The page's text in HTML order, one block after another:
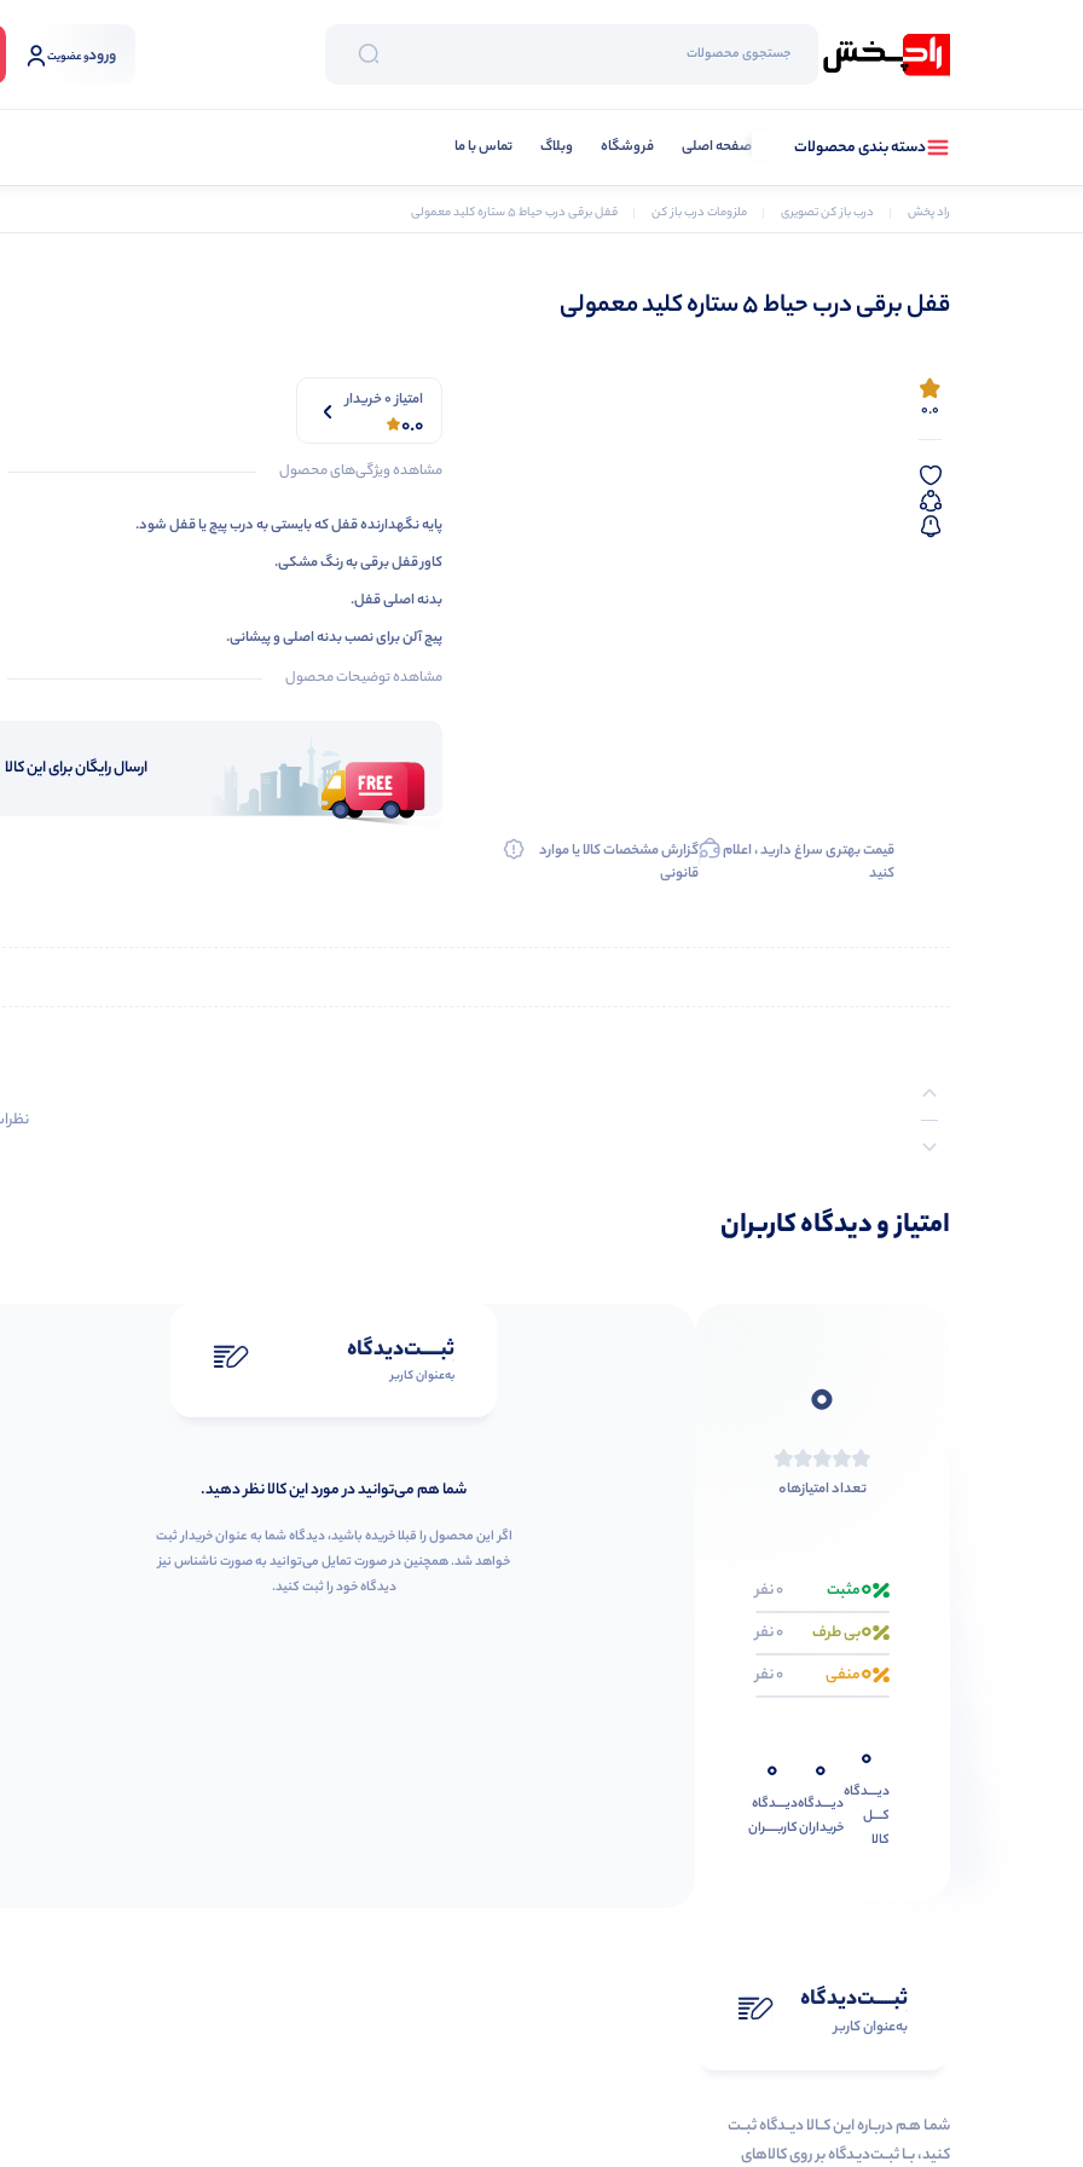
ورودو عضویت
دسته بندی محصولات صفحه اصلی فروشگاه وبلاگ تماس با ما
راد پخش درب باز کن تصویری ملزومات درب باز کن قفل برقی درب حیاط 5 ستاره کلید معمولی
قفل برقی درب حیاط 5 ستاره کلید معمولی
0.0
قیمت بهتری سراغ دارید ، اعلام
کنید
گزارش مشخصات کالا یا موارد
قانونی
امتیاز 0 خریدار
0.0
مشاهده ویژگی‌های محصول
پایه نگهدارنده قفل که بایستی به درب پیچ یا قفل شود.
کاور قفل برقی به رنگ مشکی.
بدنه اصلی قفل.
پیچ آلن برای نصب بدنه اصلی و پیشانی.
دو عدد پیچ آلن برای بستن کاور به قفل برقی.
پیشانی قفل برقی به همراه دو عدد صفحه پلیت جهت تنظیم ارتفاع که رو به
برقی نصب میشود.
مشاهده توضیحات محصول
ارسال رایگان برای این کالا
نظرات (0)
امتیاز و دیدگاه کاربران
0
تعداد امتیازها0
0مثبت 0 نفر
0بی طرف 0 نفر
0منفی 0 نفر
0
دیــــدگاه
کــــل
کالا
0
دیــــدگاه
خریداران
0
دیــــدگاه
کاربـــــران
ثبـــــت‌دیدگاه
به‌عنوان کاربر
شمـا هـم دربـاره ایـن کــالا دیــدگاه ثبــت
کنید، بــا ثبــت‌دیـدگاه بر روی کالاهای
ثبـــــت‌دیدگاه
به‌عنوان کاربر
شما هم می‌توانید در مورد این کالا نظر دهید.
اگر این محصول را قبلا خریده باشید، دیدگاه شما به عنوان خریدار ثبت
خواهد شد. همچنین در صورت تمایل می‌توانید به صورت ناشناس نیز
دیدگاه خود را ثبت کنید.